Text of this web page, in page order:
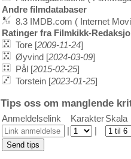
Andre filmdatabaser
8.3 IMDB.com ( Internet
Ratinger fra Filmkikk-
Tore [2009-11-24]
Øyvind [2024-03-09]
Pål [2015-02-25]
Torstein [2023-01-25]
Tips oss om manglende
Anmeldelselink KarakterSkala
|
|